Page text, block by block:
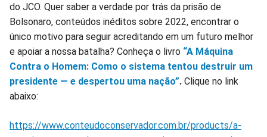
do JCO. Quer saber a verdade por trás da prisão de
Bolsonaro, conteúdos inéditos sobre 2022, encontrar o
único motivo para seguir acreditando em um futuro melhor
e apoiar a nossa batalha? Conheça o livro “A Máquina
Contra o Homem: Como o sistema tentou destruir um
presidente — e despertou uma nação”. Clique no link
abaixo:
https://www.conteudoconservador.com.br/products/a-